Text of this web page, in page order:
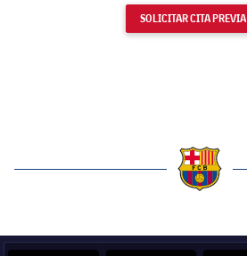
VALORANT Game Changers
SOLICITAR CITA PREVIA